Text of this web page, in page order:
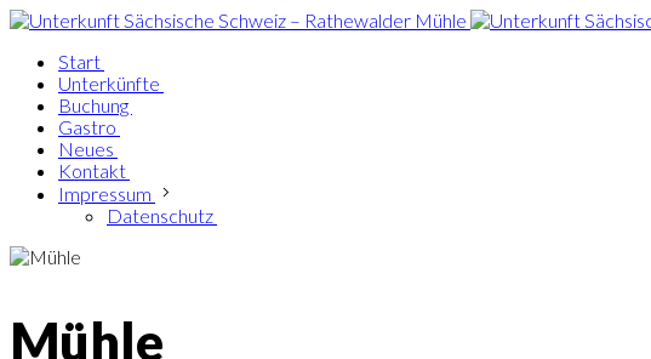
Start
Unterkünfte
Buchung
Gastro
Neues
Kontakt
Impressum
Datenschutz
Mühle